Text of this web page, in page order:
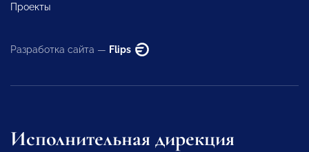
Проекты
Разработка сайта — Flips
Исполнительная дирекция